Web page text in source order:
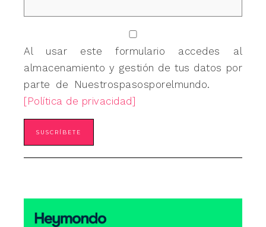
Al usar este formulario accedes al
almacenamiento y gestión de tus datos por
parte de Nuestrospasosporelmundo.
[Política de privacidad]